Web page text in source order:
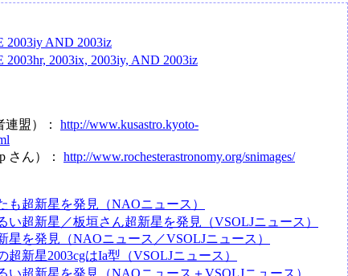
2003iy AND 2003iz
2003hr, 2003ix, 2003iy, AND 2003iz
連盟）： http://www.kusastro.kyoto-
さん）： http://www.rochesterastronomy.org/snimages/
も超新星を発見（NAOニュース）
い超新星／板垣さん超新星を発見（VSOLJニュース）
星を発見（NAOニュース／VSOLJニュース）
超新星2003cgはIa型（VSOLJニュース）
い超新星を発見（NAOニュース＋VSOLJニュース）